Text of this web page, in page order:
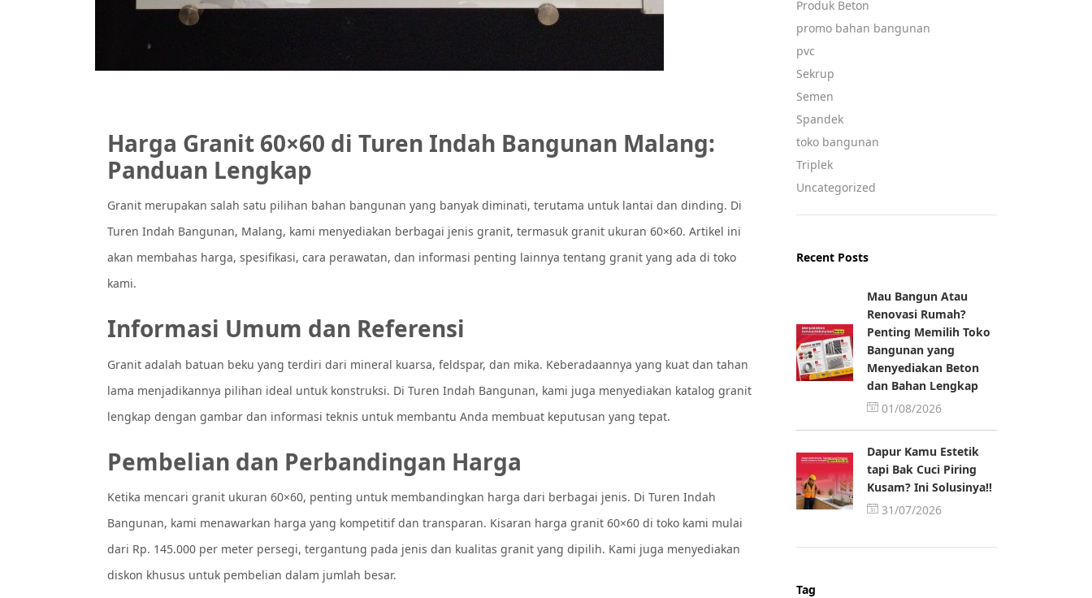
Produk Beton
promo bahan bangunan
pvc
Sekrup
Semen
Spandek
toko bangunan
Triplek
Uncategorized
Recent Posts
Mau Bangun Atau
Renovasi Rumah?
Penting Memilih Toko
Bangunan yang
Menyediakan Beton
dan Bahan Lengkap
01/08/2026
Dapur Kamu Estetik
tapi Bak Cuci Piring
Kusam? Ini Solusinya!!
31/07/2026
Tag
Harga Granit 60×60 di Turen Indah Bangunan Malang:
Panduan Lengkap
Granit merupakan salah satu pilihan bahan bangunan yang banyak diminati, terutama untuk lantai dan dinding. Di
Turen Indah Bangunan, Malang, kami menyediakan berbagai jenis granit, termasuk granit ukuran 60×60. Artikel ini
akan membahas harga, spesifikasi, cara perawatan, dan informasi penting lainnya tentang granit yang ada di toko
kami.
Informasi Umum dan Referensi
Granit adalah batuan beku yang terdiri dari mineral kuarsa, feldspar, dan mika. Keberadaannya yang kuat dan tahan
lama menjadikannya pilihan ideal untuk konstruksi. Di Turen Indah Bangunan, kami juga menyediakan katalog granit
lengkap dengan gambar dan informasi teknis untuk membantu Anda membuat keputusan yang tepat.
Pembelian dan Perbandingan Harga
Ketika mencari granit ukuran 60×60, penting untuk membandingkan harga dari berbagai jenis. Di Turen Indah
Bangunan, kami menawarkan harga yang kompetitif dan transparan. Kisaran harga granit 60×60 di toko kami mulai
dari Rp. 145.000 per meter persegi, tergantung pada jenis dan kualitas granit yang dipilih. Kami juga menyediakan
diskon khusus untuk pembelian dalam jumlah besar.